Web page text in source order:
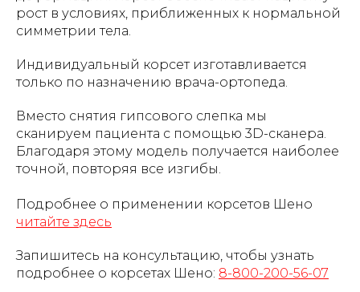
рост в условиях, приближенных к нормальной
симметрии тела.
Индивидуальный корсет изготавливается
только по назначению врача-ортопеда.
Вместо снятия гипсового слепка мы
сканируем пациента с помощью 3D-сканера.
Благодаря этому модель получается наиболее
точной, повторяя все изгибы.
Подробнее о применении корсетов Шено
читайте здесь
Запишитесь на консультацию, чтобы узнать
подробнее о корсетах Шено: 8-800-200-56-07